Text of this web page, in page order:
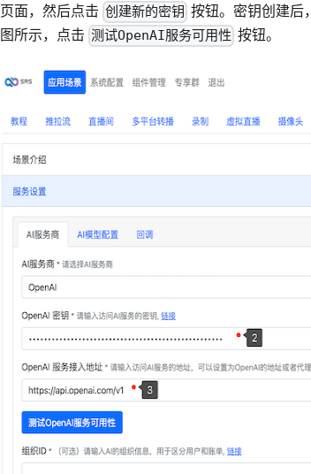
页面，然后点击 创建新的密钥 按钮。密钥创建后
图所示，点击 测试OpenAI服务可用性 按钮。